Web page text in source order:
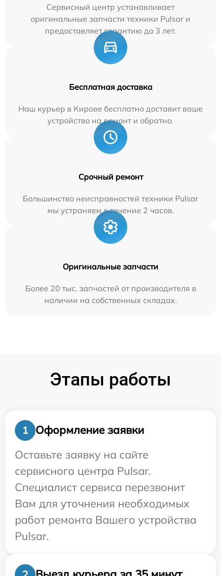
Сервисный центр устанавливает
оригинальные запчасти техники Pulsar и
предоставляет гарантию до 3 лет.
Бесплатная доставка
Наш курьер в Кирове бесплатно доставит ваше
устройство на ремонт и обратно.
Срочный ремонт
Большинство неисправностей техники Pulsar
мы устраняем в течение 2 часов.
Оригинальные запчасти
Более 20 тыс. запчастей от производителя в
наличии на собственных складах.
Этапы работы
1
Оформление заявки
Оставьте заявку на сайте
сервисного центра Pulsar.
Специалист сервиса перезвонит
Вам для уточнения необходимых
работ ремонта Вашего устройства
Pulsar.